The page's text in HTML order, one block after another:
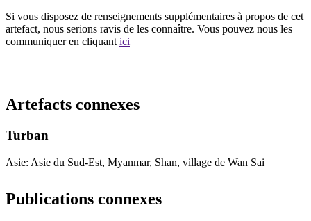
Si vous disposez de renseignements supplémentaires à propos de cet
artefact, nous serions ravis de les connaître. Vous pouvez nous les
communiquer en cliquant ici
Artefacts connexes
Turban
Asie: Asie du Sud-Est, Myanmar, Shan, village de Wan Sai
Publications connexes